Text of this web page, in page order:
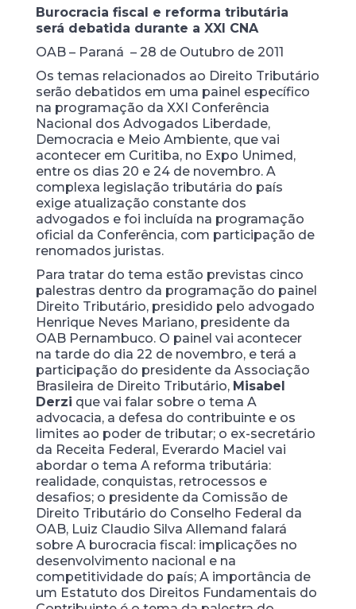
Burocracia fiscal e reforma tributária
será debatida durante a XXI CNA
OAB – Paraná – 28 de Outubro de 2011
Os temas relacionados ao Direito Tributário
serão debatidos em uma painel específico
na programação da XXI Conferência
Nacional dos Advogados Liberdade,
Democracia e Meio Ambiente, que vai
acontecer em Curitiba, no Expo Unimed,
entre os dias 20 e 24 de novembro. A
complexa legislação tributária do país
exige atualização constante dos
advogados e foi incluída na programação
oficial da Conferência, com participação de
renomados juristas.
Para tratar do tema estão previstas cinco
palestras dentro da programação do painel
Direito Tributário, presidido pelo advogado
Henrique Neves Mariano, presidente da
OAB Pernambuco. O painel vai acontecer
na tarde do dia 22 de novembro, e terá a
participação do presidente da Associação
Brasileira de Direito Tributário, Misabel
Derzi que vai falar sobre o tema A
advocacia, a defesa do contribuinte e os
limites ao poder de tributar; o ex-secretário
da Receita Federal, Everardo Maciel vai
abordar o tema A reforma tributária:
realidade, conquistas, retrocessos e
desafios; o presidente da Comissão de
Direito Tributário do Conselho Federal da
OAB, Luiz Claudio Silva Allemand falará
sobre A burocracia fiscal: implicações no
desenvolvimento nacional e na
competitividade do país; A importância de
um Estatuto dos Direitos Fundamentais do